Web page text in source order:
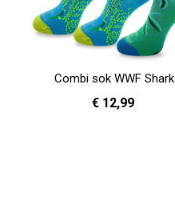
Combi sok WWF Shark
€ 12,99